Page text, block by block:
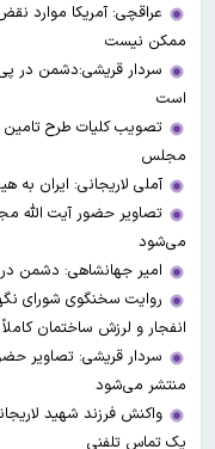
عراقچی: آمریکا موارد
ممکن نیست
سردار قریشی:دشمن در پی
است
تصویب کلیات طرح
مجلس
آملی‌ لاریجانی: ایران
تصاویر حضور آیت الله
می‌شود
امیر جهانشاهی: دشمن در
انفجار و لرزش ساختمان
سردار قریشی: تصاویر
منتشر می‌شود
واکنش فرزند شهید
یک تماس تلفنی